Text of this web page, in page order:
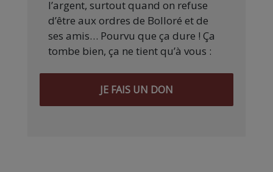
l’argent, surtout quand on refuse
d’être aux ordres de Bolloré et de
ses amis… Pourvu que ça dure ! Ça
tombe bien, ça ne tient qu’à vous :
JE FAIS UN DON